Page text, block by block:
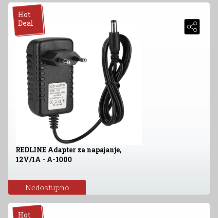
Hot
Deal
REDLINE Adapter za napajanje,
12V/1A - A-1000
Nedostupno
Hot